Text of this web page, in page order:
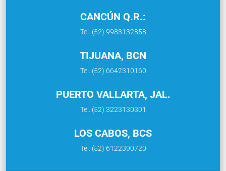
CANCÚN Q.R.:
Tel. (52) 9983132858
TIJUANA, BCN
Tel. (52) 6642310160
PUERTO VALLARTA, JAL.
Tel. (52) 3223130301
LOS CABOS, BCS
Tel. (52) 6122390720